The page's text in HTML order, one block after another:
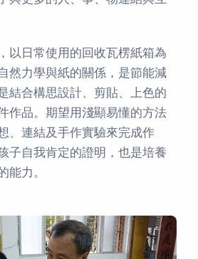
以日常使用的回收瓦楞紙箱為
然力學與紙的關係，是節能減
結合構思設計、剪貼、上色的
作品。期望用淺顯易懂的方法
、連結及手作實驗來完成作
子自我肯定的證明，也是培養
能力。